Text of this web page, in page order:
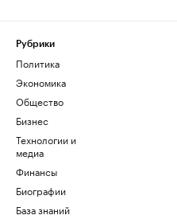
Рубрики
Политика
Экономика
Общество
Бизнес
Технологии и
медиа
Финансы
Биографии
База знаний